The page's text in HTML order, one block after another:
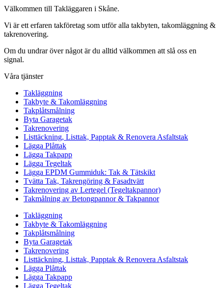
Välkommen till Takläggaren i Skåne.
Vi är ett erfaren takföretag som utför alla takbyten, takomläggning &
takrenovering.
Om du undrar över något är du alltid välkommen att slå oss en
signal.
Våra tjänster
Takläggning
Takbyte & Takomläggning
Takplåtsmålning
Byta Garagetak
Takrenovering
Listtäckning, Listtak, Papptak & Renovera Asfaltstak
Lägga Plåttak
Lägga Takpapp
Lägga Tegeltak
Lägga EPDM Gummiduk: Tak & Tätskikt
Tvätta Tak, Takrengöring & Fasadtvätt
Takrenovering av Lertegel (Tegeltakpannor)
Takmålning av Betongpannor & Takpannor
Takläggning
Takbyte & Takomläggning
Takplåtsmålning
Byta Garagetak
Takrenovering
Listtäckning, Listtak, Papptak & Renovera Asfaltstak
Lägga Plåttak
Lägga Takpapp
Lägga Tegeltak